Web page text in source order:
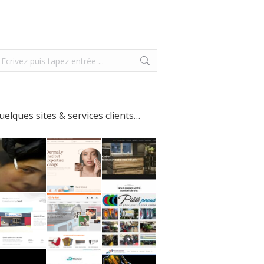
sites & services clients…